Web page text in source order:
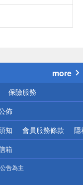
more
保險服務
佈
知 會員服務條款 隱
箱
告為主